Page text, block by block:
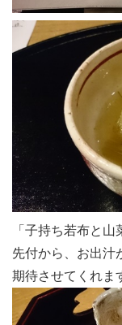
「子持ち若布と
先付から、お出汁
期待させてくれま